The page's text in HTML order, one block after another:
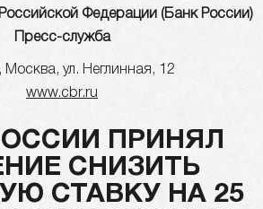
Федерации (Банк России)
Пресс-служба
Москва, ул. Неглинная, 12
www.cbr.ru
ПРИНЯЛ
СНИЗИТЬ
СТАВКУ НА 25